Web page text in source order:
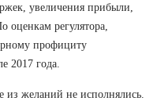
увеличения прибыли,
оценкам регулятора,
профициту
2017 года.
из желаний не исполнялись.